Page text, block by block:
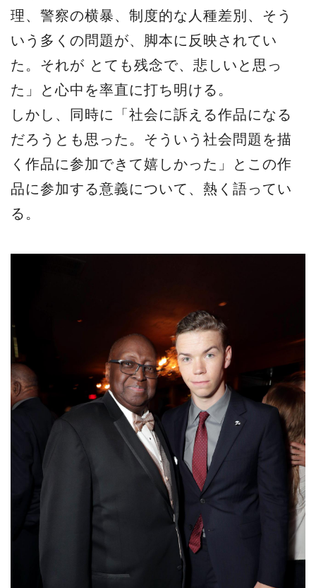
理、警察の横暴、制度的な人種差別、そう
いう多くの問題が、脚本に反映されてい
た。それが とても残念で、悲しいと思っ
た」と心中を率直に打ち明ける。
しかし、同時に「社会に訴える作品になる
だろうとも思った。そういう社会問題を描
く作品に参加できて嬉しかった」とこの作
品に参加する意義について、熱く語ってい
る。